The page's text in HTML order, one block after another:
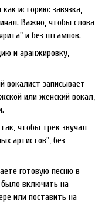
историю: завязка,
Важно, чтобы слова
и без штампов.
и аранжировку,
вокалист записывает
или женский вокал,
чтобы трек звучал
артистов", без
готовую песню в
включить на
или поставить на